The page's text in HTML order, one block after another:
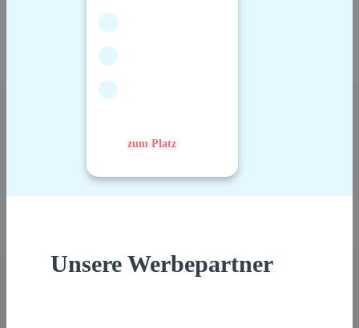
zum Platz
Unsere Werbepartner